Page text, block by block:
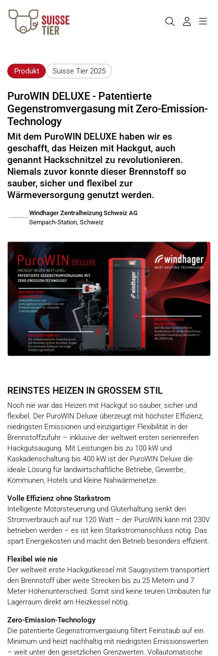
Produkt Suisse Tier 2025
PuroWIN DELUXE - Patentierte
Gegenstromvergasung mit Zero-Emission-
Technology
Mit dem PuroWIN DELUXE haben wir es
geschafft, das Heizen mit Hackgut, auch
genannt Hackschnitzel zu revolutionieren.
Niemals zuvor konnte dieser Brennstoff so
sauber, sicher und flexibel zur
Wärmeversorgung genutzt werden.
Windhager Zentralheizung Schweiz AG
Sempach-Station, Schweiz
REINSTES HEIZEN IN GROSSEM STIL
Noch nie war das Heizen mit Hackgut so sauber, sicher und
flexibel. Der PuroWIN Deluxe überzeugt mit höchster Effizienz,
niedrigsten Emissionen und einzigartiger Flexibilität in der
Brennstoffzufuhr – inklusive der weltweit ersten serienreifen
Hackgutsaugung. Mit Leistungen bis zu 100 kW und
Kaskadenschaltung bis 400 kW ist der PuroWIN Deluxe die
ideale Lösung für landwirtschaftliche Betriebe, Gewerbe,
Kommunen, Hotels und kleine Nahwärmenetze.
Volle Effizienz ohne Starkstrom
Intelligente Motorsteuerung und Gluterhaltung senkt den
Stromverbrauch auf nur 120 Watt – der PuroWIN kann mit 230V
betrieben werden – es ist kein Starkstromanschluss nötig. Das
spart Energiekosten und macht den Betrieb besonders effizient.
Flexibel wie nie
Der weltweit erste Hackgutkessel mit Saugsystem transportiert
den Brennstoff über weite Strecken bis zu 25 Metern und 7
Meter Höhenunterschied. Somit sind keine teuren Umbauten für
Lagerraum direkt am Heizkessel nötig.
Zero-Emission-Technology
Die patentierte Gegenstromvergasung filtert Feinstaub auf ein
Minimum und heizt nachhaltig mit niedrigsten Emissionswerten
– weit unter den gesetzlichen Grenzwerten. Vollautomatische